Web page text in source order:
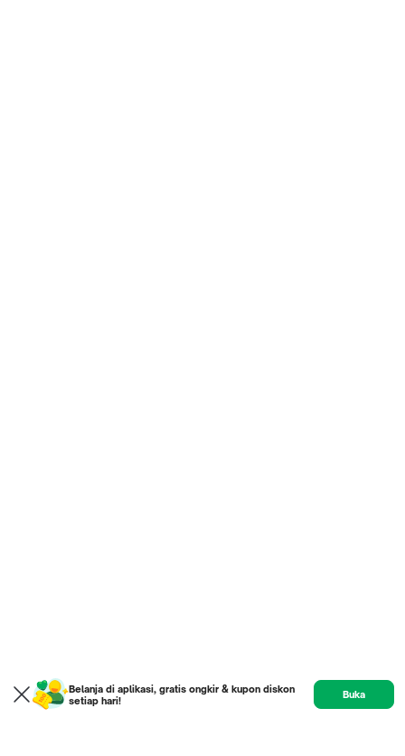
Belanja di aplikasi, gratis ongkir & kupon diskon
setiap hari!
Buka